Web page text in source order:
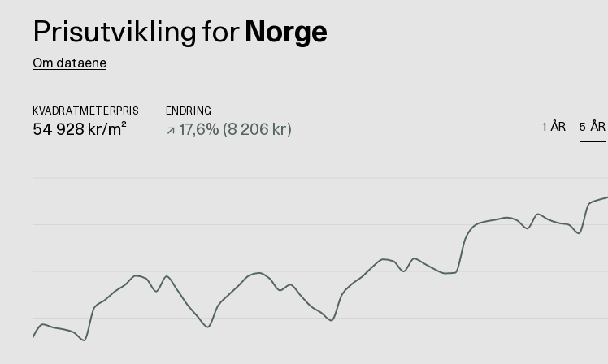
Prisutvikling for Norge
Om dataene
1 ÅR 5 ÅR
KVADRATMETERPRIS
54 928 kr/m²
ENDRING
↗ 17,6% (8 206 kr)